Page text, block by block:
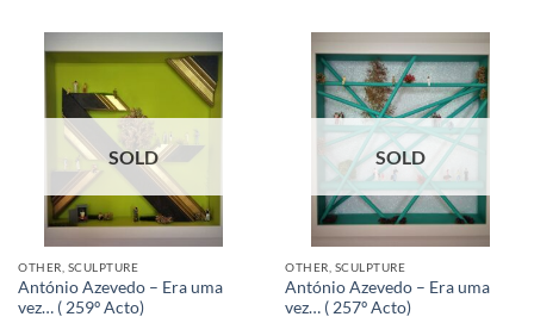
SOLD
OTHER, SCULPTURE
António Azevedo – Era uma
vez… ( 259º Acto)
SOLD
OTHER, SCULPTURE
António Azevedo – Era uma
vez… ( 257º Acto)